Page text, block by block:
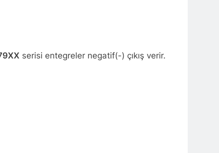
serisi entegreler negatif(-) çıkış verir.